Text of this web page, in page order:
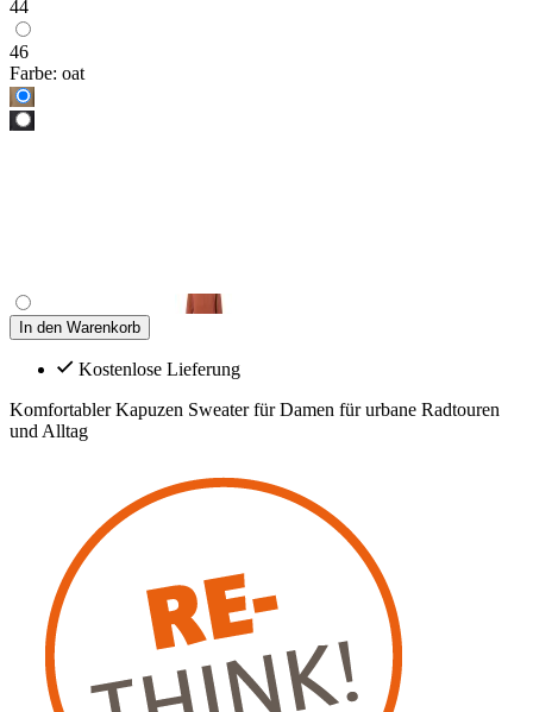
44
46
Farbe: oat
In den Warenkorb
Kostenlose Lieferung
Komfortabler Kapuzen Sweater für Damen für urbane Radtouren
und Alltag